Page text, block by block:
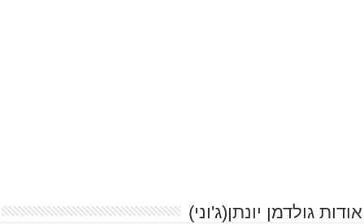
אודות גולדמן יונתן(ג'וני)